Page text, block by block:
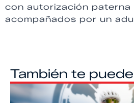
con autorización paterna
acompañados por un
También te